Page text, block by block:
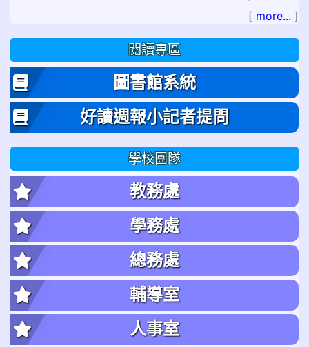
[ more... ]
閱讀專區
圖書館系統
好讀週報小記者提問
學校團隊
教務處
學務處
總務處
輔導室
人事室